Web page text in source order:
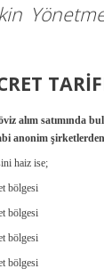
alım satımında
anonim
haiz ise;
bölgesi
bölgesi
bölgesi
bölgesi